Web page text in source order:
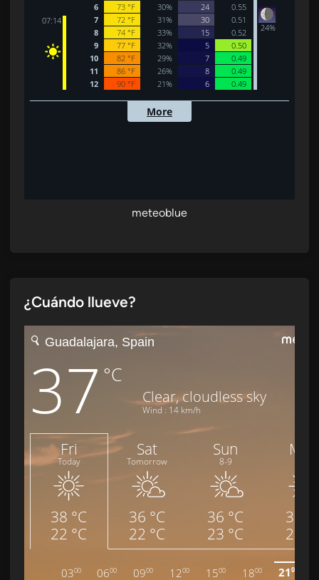
meteoblue
¿Cuándo llueve?